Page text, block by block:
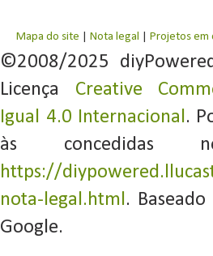
Mapa do site Nota legal Projetos em
©2008/2025
Licença Creative
Igual 4.0 Internacional .
às concedidas
https://
nota-legal.html .
Google.